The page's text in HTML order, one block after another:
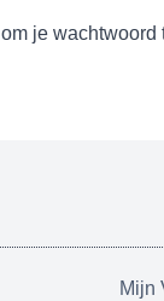
om je wachtwoord
Mijn